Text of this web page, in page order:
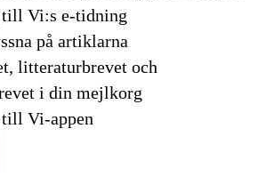
Vi:s e-tidning
på artiklarna
litteraturbrevet och
i din mejlkorg
Vi-appen